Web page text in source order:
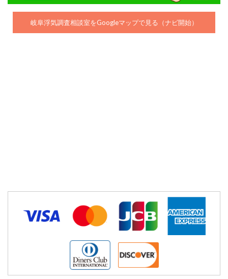
岐阜浮気調査相談室をGoogleマップで見る（ナビ開始）